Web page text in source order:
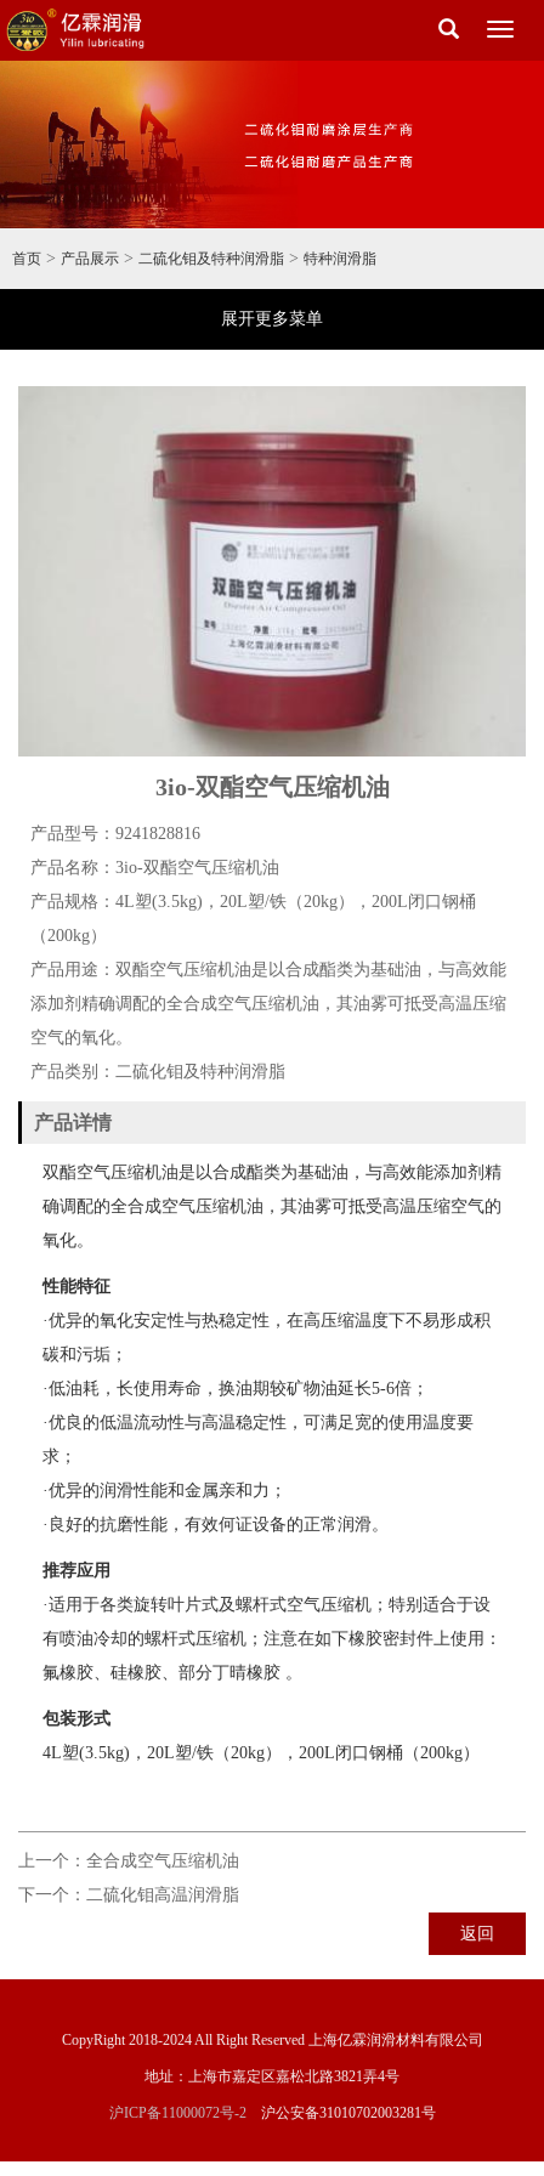
首页 > 产品展示 > 二硫化钼及特种润滑脂 > 特种润滑脂
展开更多菜单
3io-双酯空气压缩机油
产品型号：9241828816
产品名称：3io-双酯空气压缩机油
产品规格：4L塑(3.5kg)，20L塑/铁（20kg），200L闭口钢桶
（200kg）
产品用途：双酯空气压缩机油是以合成酯类为基础油，与高效能
添加剂精确调配的全合成空气压缩机油，其油雾可抵受高温压缩
空气的氧化。
产品类别：二硫化钼及特种润滑脂
产品详情
双酯空气压缩机油是以合成酯类为基础油，与高效能添加剂精
确调配的全合成空气压缩机油，其油雾可抵受高温压缩空气的
氧化。
性能特征
·优异的氧化安定性与热稳定性，在高压缩温度下不易形成积
碳和污垢；
·低油耗，长使用寿命，换油期较矿物油延长5-6倍；
·优良的低温流动性与高温稳定性，可满足宽的使用温度要
求；
·优异的润滑性能和金属亲和力；
·良好的抗磨性能，有效何证设备的正常润滑。
推荐应用
·适用于各类旋转叶片式及螺杆式空气压缩机；特别适合于设
有喷油冷却的螺杆式压缩机；注意在如下橡胶密封件上使用：
氟橡胶、硅橡胶、部分丁晴橡胶 。
包装形式
4L塑(3.5kg)，20L塑/铁（20kg），200L闭口钢桶（200kg）
上一个： 全合成空气压缩机油
下一个： 二硫化钼高温润滑脂
返回
CopyRight 2018-2024 All Right Reserved 上海亿霖润滑材料有限公司
地址：上海市嘉定区嘉松北路3821弄4号
沪ICP备11000072号-2沪公安备31010702003281号